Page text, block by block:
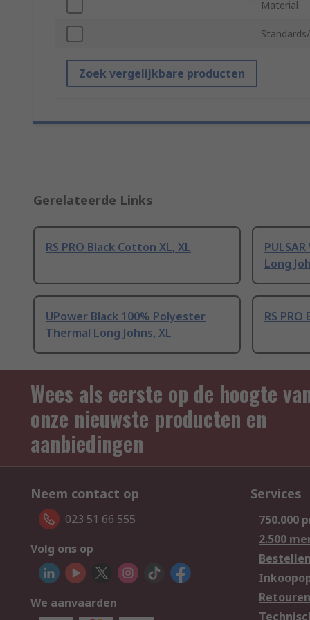
Material
Zoek vergelijkbare producten
Gerelateerde Links
RS PRO Black Cotton XL, XL
Long
UPower Black 100% Polyester
Thermal Long Johns, XL
RS
Wees als eerste op de hoogte
onze nieuwste producten en
aanbiedingen
Neem contact op
023 51 66 555
Volg ons op
We aanvaarden
Services
750.000
2.500
Bestellen
Retouren